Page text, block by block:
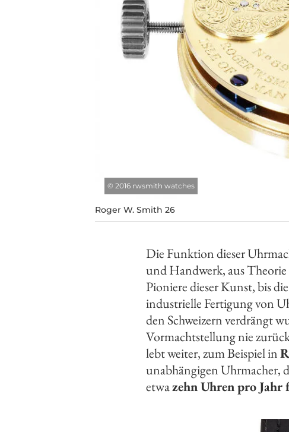
© 2016 rwsmith watches
Roger W. Smith 26
Die Funktion dieser
und Handwerk, aus
Pioniere dieser Kunst, bis
industrielle Fertigung von
den Schweizern verdrängt
Vormachtstellung nie
lebt weiter, zum Beispiel in
unabhängigen Uhrmacher,
etwazehn Uhren pro